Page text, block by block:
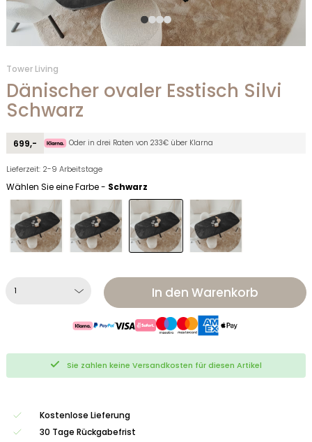
Tower Living
Dänischer ovaler Esstisch Silvi
Schwarz
699,- Oder in drei Raten von 233€ über Klarna
Lieferzeit: 2-9 Arbeitstage
Wählen Sie eine Farbe - Schwarz
In den Warenkorb
Sie zahlen keine Versandkosten für diesen Artikel
Kostenlose Lieferung
30 Tage Rückgabefrist